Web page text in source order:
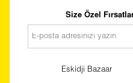
Size Özel
Eskidji Bazaar